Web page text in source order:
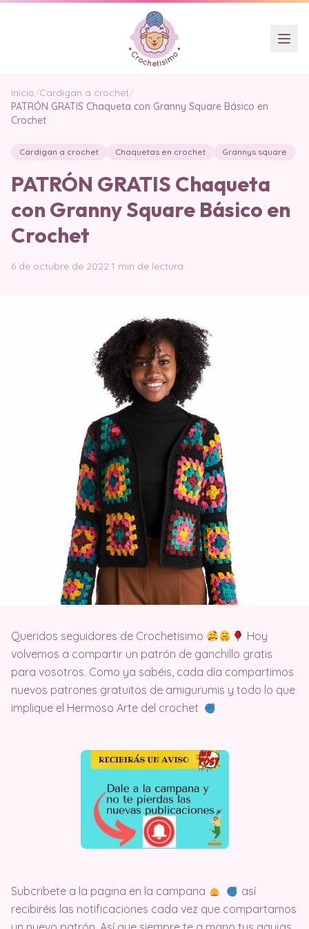
Inicio/Cardigan a crochet/
PATRÓN GRATIS Chaqueta con Granny Square Básico en
Crochet
Cardigan a crochet Chaquetas en crochet Grannys square
PATRÓN GRATIS Chaqueta
con Granny Square Básico en
Crochet
6 de octubre de 2022·1 min de lectura
Queridos seguidores de Crochetisimo
Hoy
volvemos a compartir un patrón de ganchillo gratis
para vosotros. Como ya sabéis, cada día compartimos
nuevos patrones gratuitos de amigurumis y todo lo que
implique el Hermoso Arte del crochet
Subcribete a la pagina en la campana
así
recibiréis las notificaciones cada vez que compartamos